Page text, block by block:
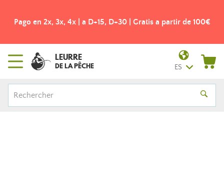
Pago en 2x, 3x, 4x | a D+15, D+30 | Gratis a partir de 100€
LEURRE
DE LA PÊCHE ES